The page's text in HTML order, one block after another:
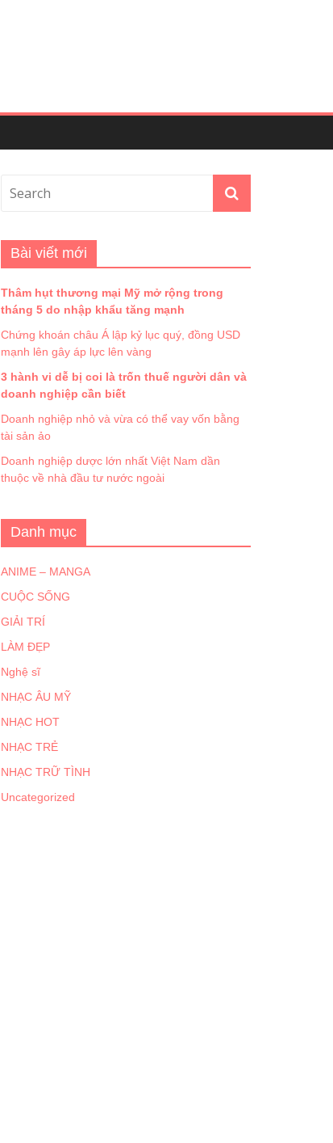
Bài viết mới
Thâm hụt thương mại Mỹ mở rộng trong
tháng 5 do nhập khẩu tăng mạnh
Chứng khoán châu Á lập kỷ lục quý, đồng USD
mạnh lên gây áp lực lên vàng
3 hành vi dễ bị coi là trốn thuế người dân và
doanh nghiệp cần biết
Doanh nghiệp nhỏ và vừa có thể vay vốn bằng
tài sản ảo
Doanh nghiệp dược lớn nhất Việt Nam dần
thuộc về nhà đầu tư nước ngoài
Danh mục
ANIME – MANGA
CUỘC SỐNG
GIẢI TRÍ
LÀM ĐẸP
Nghệ sĩ
NHẠC ÂU MỸ
NHẠC HOT
NHẠC TRẺ
NHẠC TRỮ TÌNH
Uncategorized